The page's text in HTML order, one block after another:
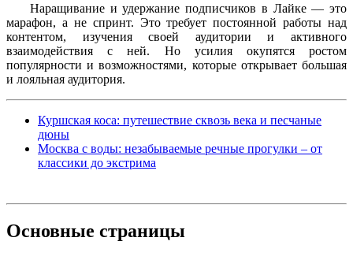
Наращивание и удержание подписчиков в Лайке — это
марафон, а не спринт. Это требует постоянной работы над
контентом, изучения своей аудитории и активного
взаимодействия с ней. Но усилия окупятся ростом
популярности и возможностями, которые открывает большая
и лояльная аудитория.
Куршская коса: путешествие сквозь века и песчаные
дюны
Москва с воды: незабываемые речные прогулки – от
классики до экстрима
Основные страницы